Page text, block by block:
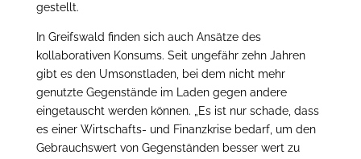
gestellt.
In Greifswald finden sich auch Ansätze des
kollaborativen Konsums. Seit ungefähr zehn Jahren
gibt es den Umsonstladen, bei dem nicht mehr
genutzte Gegenstände im Laden gegen andere
eingetauscht werden können. „Es ist nur schade, dass
es einer Wirtschafts- und Finanzkrise bedarf, um den
Gebrauchswert von Gegenständen besser wert zu